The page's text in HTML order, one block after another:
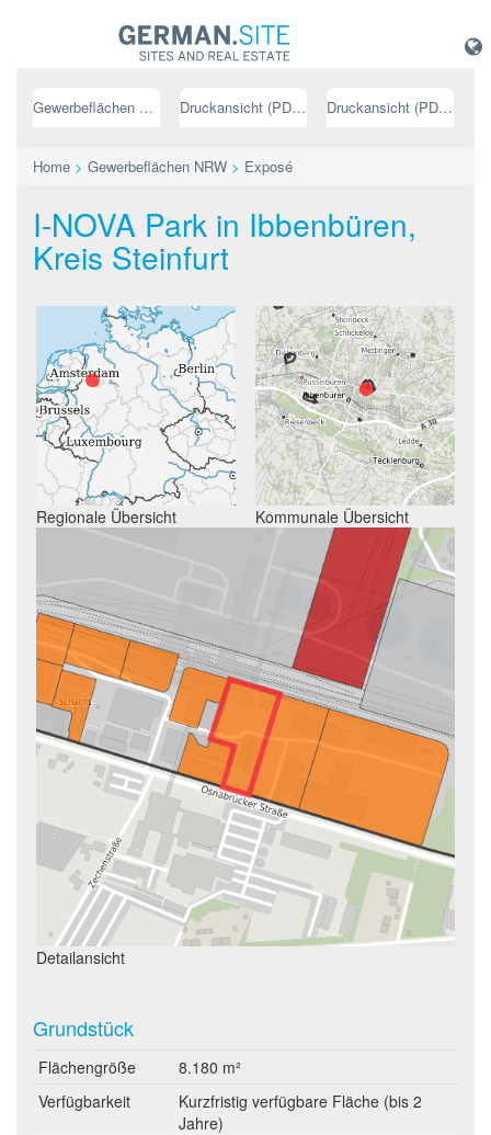
Gewerbeflächen NRW Druckansicht (PDF) // deutsch Druckansicht (PDF) // englisch
Home > Gewerbeflächen NRW > Exposé
I-NOVA Park in Ibbenbüren,
Kreis Steinfurt
Regionale Übersicht Kommunale Übersicht
Detailansicht
Grundstück
Flächengröße
8.180 m²
Verfügbarkeit
Kurzfristig verfügbare Fläche (bis 2
Jahre)